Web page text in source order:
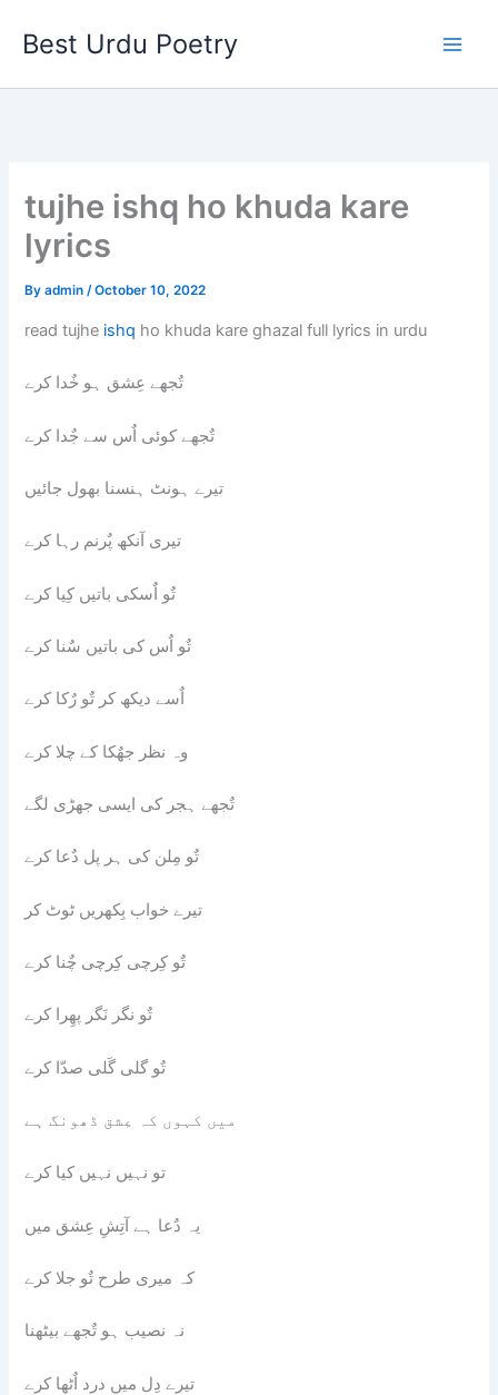
Best Urdu Poetry
tujhe ishq ho khuda kare
lyrics
Byadmin/October 10, 2022
read tujhe ishq ho khuda kare ghazal full lyrics in urdu
تٌجھے عِشق ہو خٌدا کرے
تٌجھے کوئی اٌس سے جٌدا کرے
تیرے ہونٹ ہنسنا بھول جائیں
تیری آنکھ پٌرنم رہا کرے
تٌو اٌسکی باتیں کِیا کرے
تٌو اٌس کی باتیں سٌنا کرے
اٌسے دیکھ کر تٌو رٌکا کرے
وہ نظر جھٌکا کے چلا کرے
تٌجھے ہجر کی ایسی جھڑی لگے
تٌو مِلن کی ہر پل دٌعا کرے
تیرے خواب بِکھریں ٹوٹ کر
تٌو کِرچی کِرچی چٌنا کرے
تٌو نگر نَگر پھِرا کرے
تٌو گلی گَلی صدّا کرے
میں کہوں کہ عِشق ڈھونگ ہے
تو نہیں نہیں کیا کرے
یہ دٌعا ہے آتِشِ عِشق میں
کہ میری طرح تٌو جلا کرے
نہ نصیب ہو تٌجھے بیٹھنا
تیرے دِل میں درد اٌٹھا کرے